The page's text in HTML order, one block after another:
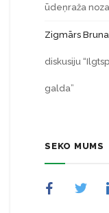
ūdeņraža
Zigmārs
diskusiju
galda”
SEKO MUMS